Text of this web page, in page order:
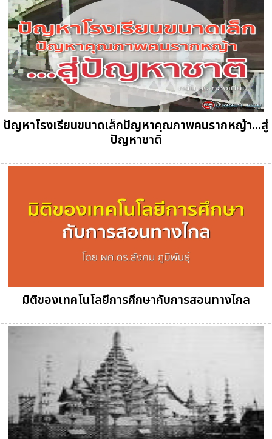
ปัญหาโรงเรียนขนาดเล็กปัญหาคุณภาพคนรากหญ้า...สู่
ปัญหาชาติ
มิติของเทคโนโลยีการศึกษากับการสอนทางไกล